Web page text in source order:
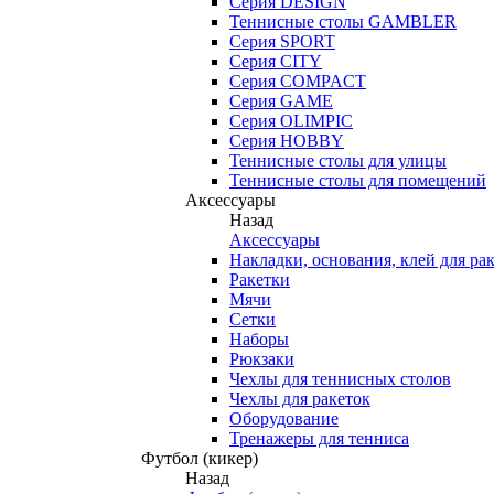
Теннисные столы GAMBLER
Серия SPORT
Серия CITY
Серия COMPACT
Серия GAME
Серия OLIMPIC
Серия HOBBY
Теннисные столы для улицы
Теннисные столы для помещений
Аксессуары
Назад
Аксессуары
Накладки, основания, клей для
Ракетки
Мячи
Сетки
Наборы
Рюкзаки
Чехлы для теннисных столов
Чехлы для ракеток
Оборудование
Тренажеры для тенниса
Футбол (кикер)
Назад